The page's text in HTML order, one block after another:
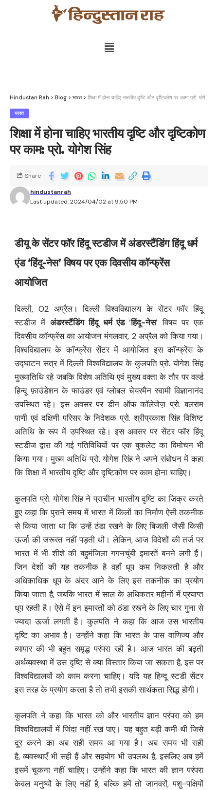
Hindustan Rah > Blog > भारत> शिक्षा में होना चाहिए भारतीय दृष्टि और दृष्टिकोण पर काम: प्रो. योगेश सिंह
भारत
शिक्षा में होना चाहिए भारतीय दृष्टि और दृष्टिकोण
पर काम: प्रो. योगेश सिंह
Last updated: 2024/04/02 at 9:50 PM
hindustanrah
Share
डीयू के सेंटर फॉर हिंदू स्टडीज में अंडरस्टैंडिंग हिंदू धर्म
एंड ‘हिंदू-नेस’ विषय पर एक दिवसीय कॉन्फ्रेंस
आयोजित
दिल्ली, 02 अप्रैल। दिल्ली विश्वविद्यालय के सेंटर फॉर हिंदू
स्टडीज में अंडरस्टैंडिंग हिंदू धर्म एंड‘हिंदू-नेस’ विषय पर एक
दिवसीय कॉन्फ्रेंस का आयोजन मंगलवार, 2 अप्रैल को किया गया।
विश्वविद्यालय के कॉन्फ्रेंस सेंटर में आयोजित इस कॉन्फ्रेंस के
उद्घाटन सत्र में दिल्ली विश्वविद्यालय के कुलपति प्रो. योगेश सिंह
मुख्यातिथि रहे जबकि विशेष अतिथि एवं मुख्य वक्ता के तौर पर वर्ल्ड
हिन्दू फ़ाउंडेशन के फाउंडर एवं ग्लोबल चेयरमैन स्वामी विज्ञानानंद
उपस्थित रहे। इस अवसर पर डीन ऑफ कॉलेजेज़ प्रो. बलराम
पाणी एवं दक्षिणी परिसर के निदेशक प्रो. श्रीप्रकाश सिंह विशिष्ट
अतिथि के रूप में उपस्थित रहे। इस अवसर पर सेंटर फॉर हिंदू
स्टडीज द्वारा की गई गतिविधियों पर एक बुकलेट का विमोचन भी
किया गया। मुख्य अतिथि प्रो. योगेश सिंह ने अपने संबोधन में कहा
कि शिक्षा में भारतीय दृष्टि और दृष्टिकोण पर काम होना चाहिए।
कुलपति प्रो. योगेश सिंह ने प्राचीन भारतीय दृष्टि का जिक्र करते
हुए कहा कि पुराने समय में भारत में किलों का निर्माण ऐसी तकनीक
से किया जाता था कि उन्हें ठंडा रखने के लिए बिजली जैसी किसी
ऊर्जा की जरूरत नहीं पड़ती थी। लेकिन, आज विदेशों की तर्ज पर
भारत में भी शीशे की बहुमंजिला गगनचुंबी इमारतें बनने लगी हैं।
जिन देशों की यह तकनीक है वहाँ धूप कम निकलती है और
अधिकाधिक धूप के अंदर आने के लिए इस तकनीक का प्रयोग
किया जाता है, जबकि भारत में साल के अधिकतर महीनों में प्रयाप्त
धूप रहती है। ऐसे में इन इमारतों को ठंडा रखने के लिए चार गुना से
ज्यादा ऊर्जा लगती है। कुलपति ने कहा कि आज उस भारतीय
दृष्टि का अभाव है। उन्होंने कहा कि भारत के पास वाणिज्य और
व्यापार की भी बहुत समृद्ध परंपरा रही है। आज भारत की बढ़ती
अर्थव्यवस्था में उस दृष्टि से क्या विस्तार किया जा सकता है, इस पर
विश्वविद्यालयों को काम करना चाहिए। यदि यह हिन्दू स्टडी सेंटर
इस तरह के प्रयोग करता है तो तभी इसकी सार्थकता सिद्ध होगी।
कुलपति ने कहा कि भारत को और भारतीय ज्ञान परंपरा को हम
विश्वविद्यालयों में जिंदा नहीं रख पाए। यह बहुत बड़ी कमी थी जिसे
दूर करने का अब सही समय आ गया है। अब समय भी सही
है, व्यवस्थाएँ भी सही हैं और सहयोग भी उपलब्ध है, इसलिए अब हमें
इसमें चूकना नहीं चाहिए। उन्होंने कहा कि भारत की ज्ञान परंपरा
केवल मनुष्यों के लिए नहीं है, बल्कि हमें तो जानवरों, पशु-पक्षियों